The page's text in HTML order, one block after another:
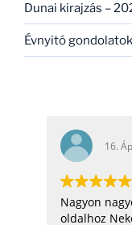
Dunai kirajzás –
Évnyitó
16.
Nagyon
oldalhoz